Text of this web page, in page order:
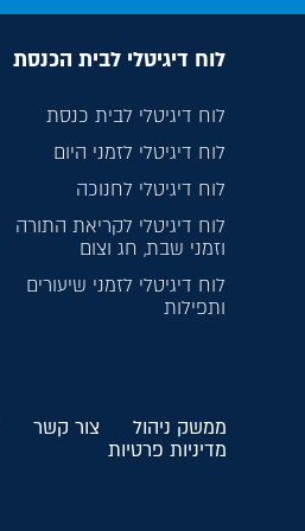
לוח דיגיטלי לבית הכנסת
לוח דיגיטלי לבית כנסת
לוח דיגיטלי לזמני היום
לוח דיגיטלי לחנוכה
לוח דיגיטלי לקריאת התורה
וזמני שבת, חג וצום
לוח דיגיטלי לזמני שיעורים
ותפילות
ממשק ניהול צור קשר
מדיניות פרטיות